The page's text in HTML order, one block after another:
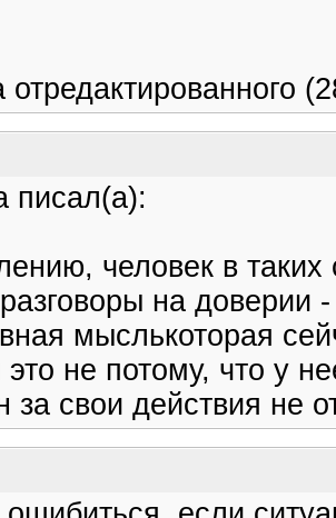
отредактированного
писал(а):
человек в таких
на доверии -
мыслькоторая
это не потому, что у
за свои действия не